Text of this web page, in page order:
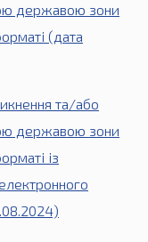
державою зони
(дата
та/або
державою зони
із